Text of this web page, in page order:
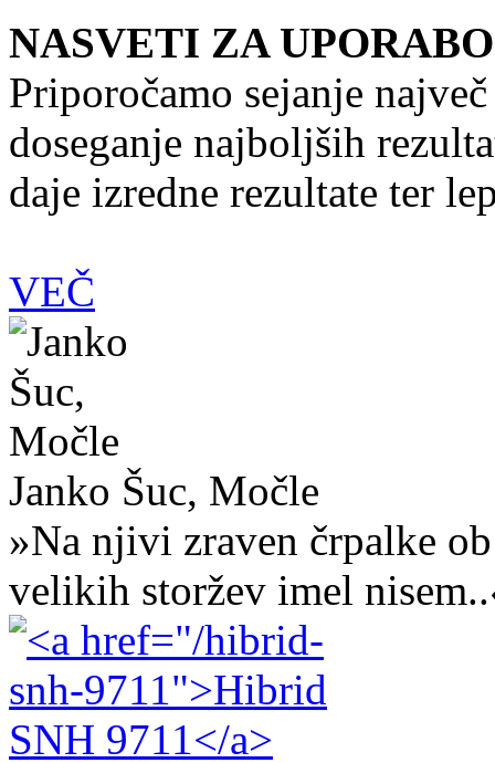
NASVETI ZA
Priporočamo sejanje
doseganje najboljših
daje izredne rezultate ter
VEČ
Janko Šuc, Močle
»Na njivi zraven črpalke
velikih storžev imel